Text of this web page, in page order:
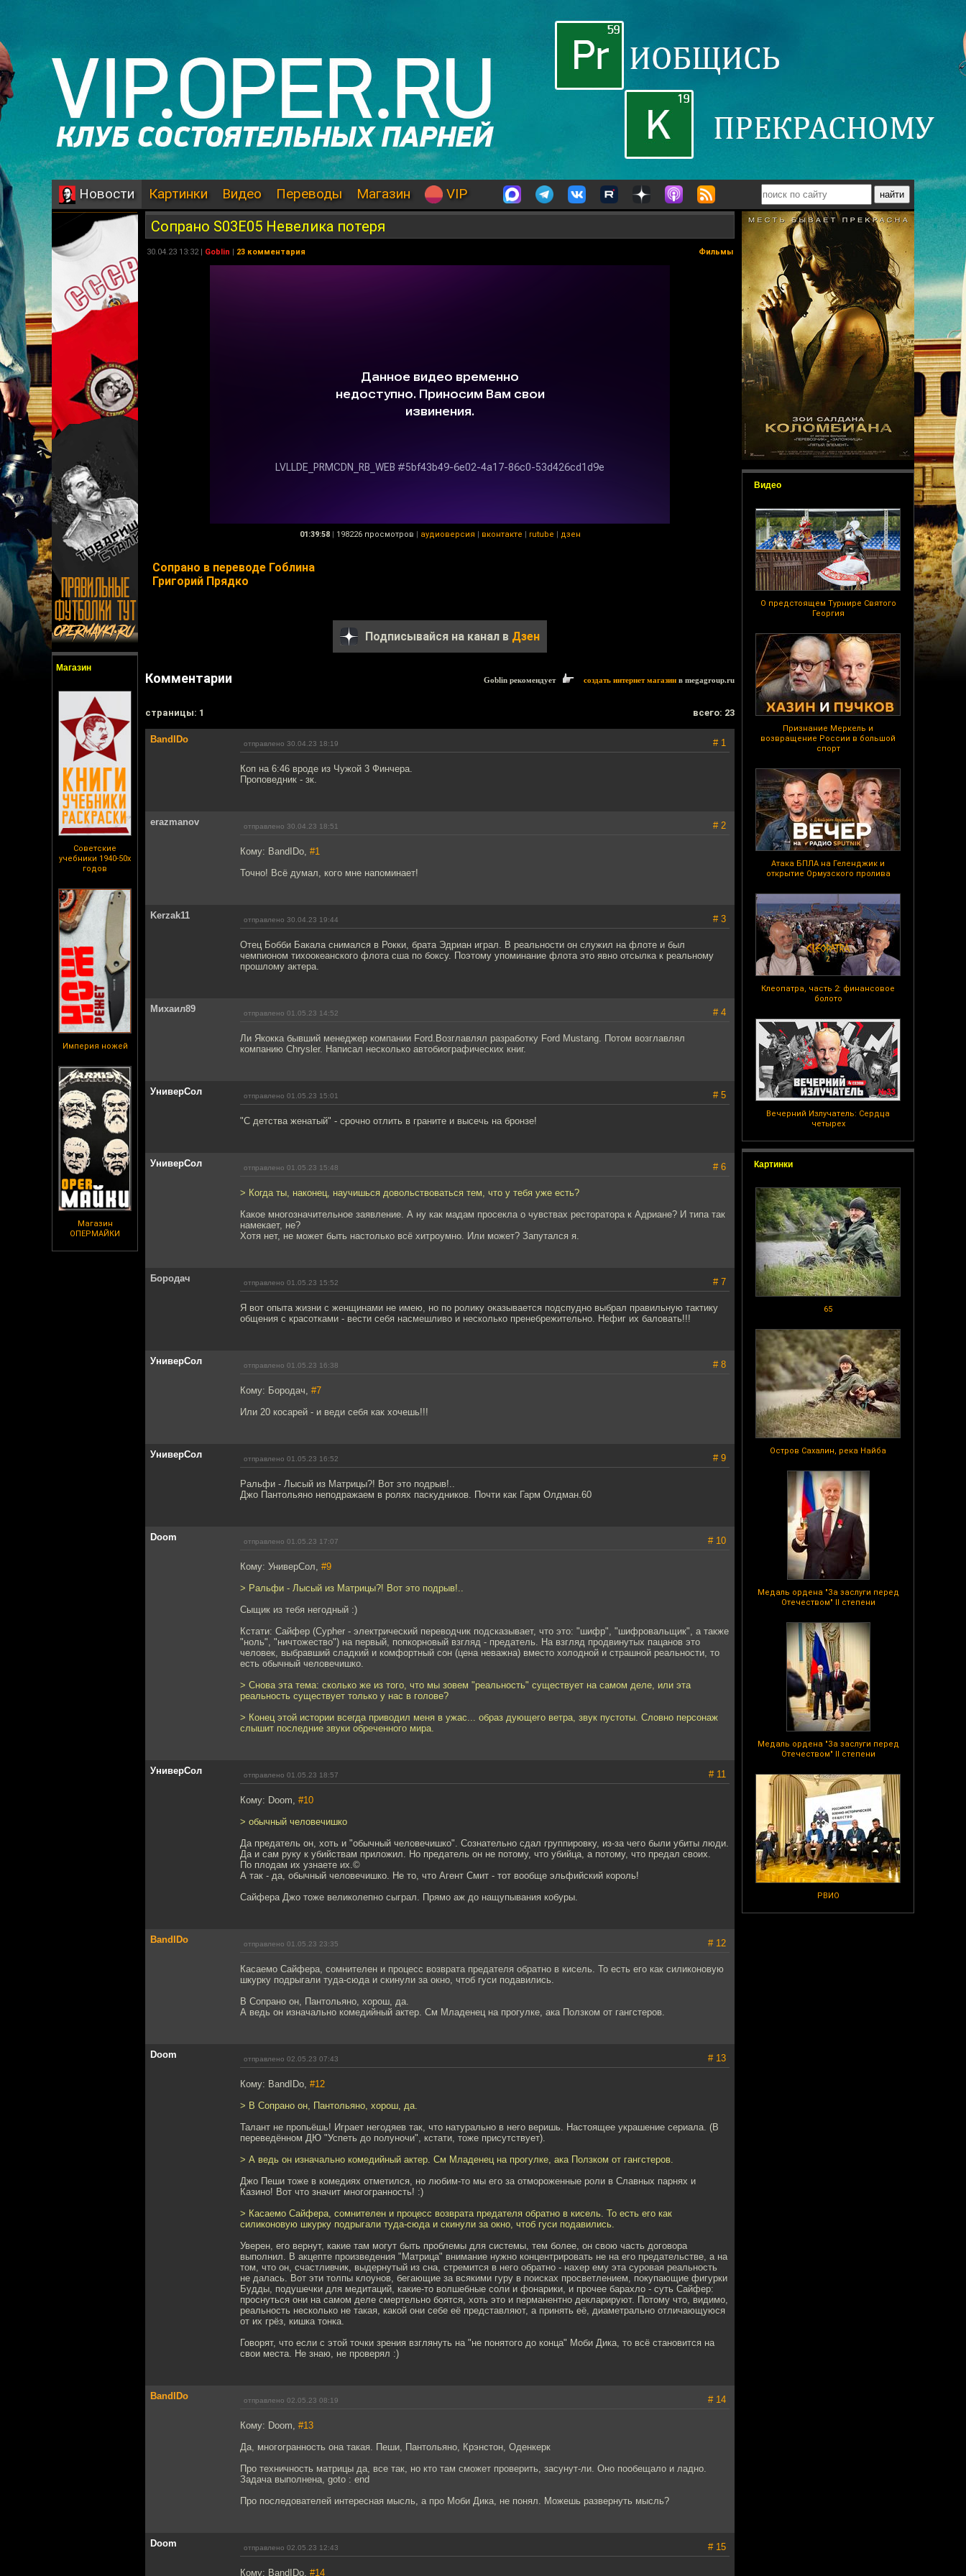
Новости Картинки Видео Переводы Магазин VIP
Магазин
Советские
учебники 1940-50х
годов
Империя ножей
Магазин
ОПЕРМАЙКИ
Видео
О предстоящем Турнире Святого
Георгия
Признание Меркель и
возвращение России в большой
спорт
Атака БПЛА на Геленджик и
открытие Ормузского пролива
Клеопатра, часть 2: финансовое
болото
Вечерний Излучатель: Сердца
четырех
Картинки
65
Остров Сахалин, река Найба
Медаль ордена "За заслуги перед
Отечеством" II степени
Медаль ордена "За заслуги перед
Отечеством" II степени
РВИО
Сопрано S03E05 Невелика потеря
30.04.23 13:32 | Goblin | 23 комментария Фильмы
01:39:58 | 198226 просмотров | аудиоверсия | вконтакте | rutube | дзен
Сопрано в переводе Гоблина
Григорий Прядко
Подписывайся на канал в Дзен
Комментарии Goblin рекомендует создать интернет магазин в megagroup.ru
cтраницы: 1 всего: 23
BandIDo отправлено 30.04.23 18:19 # 1
Коп на 6:46 вроде из Чужой 3 Финчера.
Проповедник - зк.
erazmanov отправлено 30.04.23 18:51 # 2
Кому: BandIDo, #1
Точно! Всё думал, кого мне напоминает!
Kerzak11 отправлено 30.04.23 19:44 # 3
Отец Бобби Бакала снимался в Рокки, брата Эдриан играл. В реальности он служил на флоте и был
чемпионом тихоокеанского флота сша по боксу. Поэтому упоминание флота это явно отсылка к реальному
прошлому актера.
Михаил89 отправлено 01.05.23 14:52 # 4
Ли Якокка бывший менеджер компании Ford.Возглавлял разработку Ford Mustang. Потом возглавлял
компанию Chrysler. Написал несколько автобиографических книг.
УниверСол отправлено 01.05.23 15:01 # 5
"С детства женатый" - срочно отлить в граните и высечь на бронзе!
УниверСол отправлено 01.05.23 15:48 # 6
> Когда ты, наконец, научишься довольствоваться тем, что у тебя уже есть?
Какое многозначительное заявление. А ну как мадам просекла о чувствах ресторатора к Адриане? И типа так
намекает, не?
Хотя нет, не может быть настолько всё хитроумно. Или может? Запутался я.
Бородач отправлено 01.05.23 15:52 # 7
Я вот опыта жизни с женщинами не имею, но по ролику оказывается подспудно выбрал правильную тактику
общения с красотками - вести себя насмешливо и несколько пренебрежительно. Нефиг их баловать!!!
УниверСол отправлено 01.05.23 16:38 # 8
Кому: Бородач, #7
Или 20 косарей - и веди себя как хочешь!!!
УниверСол отправлено 01.05.23 16:52 # 9
Ральфи - Лысый из Матрицы?! Вот это подрыв!..
Джо Пантольяно неподражаем в ролях паскудников. Почти как Гарм Олдман.60
Doom отправлено 01.05.23 17:07 # 10
Кому: УниверСол, #9
> Ральфи - Лысый из Матрицы?! Вот это подрыв!..
Cыщик из тебя негодный :)
Кстати: Сайфер (Cypher - электрический переводчик подсказывает, что это: "шифр", "шифровальщик", а также
"ноль", "ничтожество") на первый, попкорновый взгляд - предатель. На взгляд продвинутых пацанов это
человек, выбравший сладкий и комфортный сон (цена неважна) вместо холодной и страшной реальности, то
есть обычный человечишко.
> Снова эта тема: сколько же из того, что мы зовем "реальность" существует на самом деле, или эта
реальность существует только у нас в голове?
> Конец этой истории всегда приводил меня в ужас... образ дующего ветра, звук пустоты. Словно персонаж
слышит последние звуки обреченного мира.
УниверСол отправлено 01.05.23 18:57 # 11
Кому: Doom, #10
> обычный человечишко
Да предатель он, хоть и "обычный человечишко". Сознательно сдал группировку, из-за чего были убиты люди.
Да и сам руку к убийствам приложил. Но предатель он не потому, что убийца, а потому, что предал своих.
По плодам их узнаете их.©
А так - да, обычный человечишко. Не то, что Агент Смит - тот вообще эльфийский король!
Сайфера Джо тоже великолепно сыграл. Прямо аж до нащупывания кобуры.
BandIDo отправлено 01.05.23 23:35 # 12
Касаемо Сайфера, сомнителен и процесс возврата предателя обратно в кисель. То есть его как силиконовую
шкурку подрыгали туда-сюда и скинули за окно, чтоб гуси подавились.
В Сопрано он, Пантольяно, хорош, да.
А ведь он изначально комедийный актер. См Младенец на прогулке, ака Ползком от гангстеров.
Doom отправлено 02.05.23 07:43 # 13
Кому: BandIDo, #12
> В Сопрано он, Пантольяно, хорош, да.
Талант не пропьёшь! Играет негодяев так, что натурально в него веришь. Настоящее украшение сериала. (В
переведённом ДЮ "Успеть до полуночи", кстати, тоже присутствует).
> А ведь он изначально комедийный актер. См Младенец на прогулке, ака Ползком от гангстеров.
Джо Пеши тоже в комедиях отметился, но любим-то мы его за отмороженные роли в Славных парнях и
Казино! Вот что значит многогранность! :)
> Касаемо Сайфера, сомнителен и процесс возврата предателя обратно в кисель. То есть его как
силиконовую шкурку подрыгали туда-сюда и скинули за окно, чтоб гуси подавились.
Уверен, его вернут, какие там могут быть проблемы для системы, тем более, он свою часть договора
выполнил. В акцепте произведения "Матрица" внимание нужно концентрировать не на его предательстве, а на
том, что он, счастливчик, выдернутый из сна, стремится в него обратно - нахер ему эта суровая реальность
не далась. Вот эти толпы клоунов, бегающие за всякими гуру в поисках просветлением, покупающие фигурки
Будды, подушечки для медитаций, какие-то волшебные соли и фонарики, и прочее барахло - суть Сайфер:
проснуться они на самом деле смертельно боятся, хоть это и перманентно декларируют. Потому что, видимо,
реальность несколько не такая, какой они себе её представляют, а принять её, диаметрально отличающуюся
от их грёз, кишка тонка.
Говорят, что если с этой точки зрения взглянуть на "не понятого до конца" Моби Дика, то всё становится на
свои места. Не знаю, не проверял :)
BandIDo отправлено 02.05.23 08:19 # 14
Кому: Doom, #13
Да, многогранность она такая. Пеши, Пантольяно, Крэнстон, Оденкерк
Про техничность матрицы да, все так, но кто там сможет проверить, засунут-ли. Оно пообещало и ладно.
Задача выполнена, goto : end
Про последователей интересная мысль, а про Моби Дика, не понял. Можешь развернуть мысль?
Doom отправлено 02.05.23 12:43 # 15
Кому: BandIDo, #14